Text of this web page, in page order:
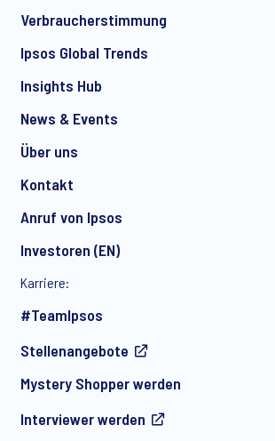
Verbraucherstimmung
Ipsos Global Trends
Insights Hub
News & Events
Über uns
Kontakt
Anruf von Ipsos
Investoren (EN)
Karriere:
#TeamIpsos
Stellenangebote
Mystery Shopper werden
Interviewer werden